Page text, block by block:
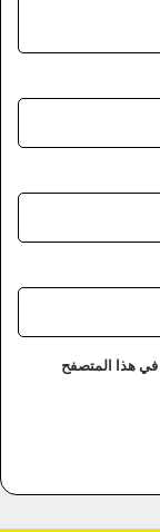
في هذا المتصفح